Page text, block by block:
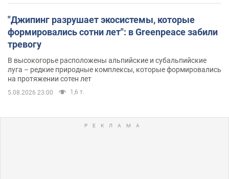
"Джипинг разрушает экосистемы, которые
формировались сотни лет": в Greenpeace забили
тревогу
В высокогорье расположены альпийские и субальпийские
луга – редкие природные комплексы, которые формировались
на протяжении сотен лет
5.08.2026 23:00 1,6 т.